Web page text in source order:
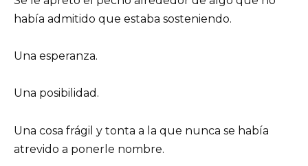
había admitido que estaba sosteniendo.
Una esperanza.
Una posibilidad.
Una cosa frágil y tonta a la que nunca se había
atrevido a ponerle nombre.